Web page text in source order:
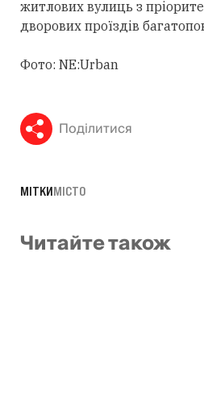
житлових вулиць з
дворових проїздів
Фото: NE:Urban
Поділитися
МІТКИМІСТО
Читайте також